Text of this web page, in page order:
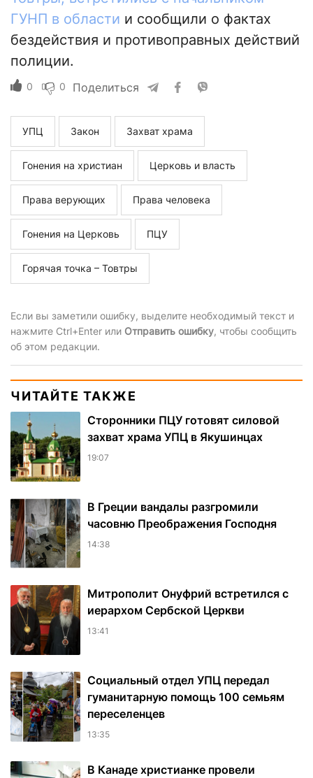
ГУНП в области и сообщили о фактах
бездействия и противоправных действий
полиции.
0 0 Поделиться
УПЦ Закон Захват храма
Гонения на христиан Церковь и власть
Права верующих Права человека
Гонения на Церковь ПЦУ
Горячая точка – Товтры
Если вы заметили ошибку, выделите необходимый текст и
нажмите Ctrl+Enter или Отправить ошибку, чтобы сообщить
об этом редакции.
ЧИТАЙТЕ ТАКЖЕ
Сторонники ПЦУ готовят силовой
захват храма УПЦ в Якушинцах
19:07
В Греции вандалы разгромили
часовню Преображения Господня
14:38
Митрополит Онуфрий встретился с
иерархом Сербской Церкви
13:41
Социальный отдел УПЦ передал
гуманитарную помощь 100 семьям
переселенцев
13:35
В Канаде христианке провели